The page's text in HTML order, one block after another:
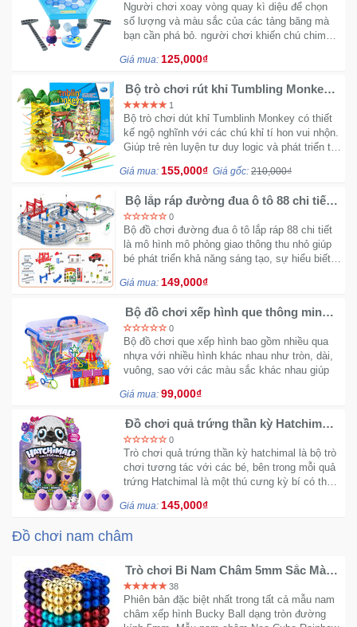
Người chơi xoay vòng quay kì diệu để chọn
số lượng và màu sắc của các tảng băng mà
bạn cần phá bỏ. người chơi khiến chú chim
mình chính là người thua cuộc...
Giá mua: 125,000₫
Bộ trò chơi rút khỉ Tumbling Monkey
chơi nhiều người
1
Bộ trò chơi dút khỉ Tumblinh Monkey có thiết
kế ngộ nghĩnh với các chú khỉ tí hon vui nhộn.
Giúp trẻ rèn luyện tư duy logic và phát triển trí
léo cho trẻ...
Giá mua: 155,000₫ Giá gốc: 210,000₫
Bộ lắp ráp đường đua ô tô 88 chi tiết
cho bé
0
Bộ đồ chơi đường đua ô tô lắp ráp 88 chi tiết
là mô hình mô phỏng giao thông thu nhỏ giúp
bé phát triển khả năng sáng tạo, sự hiểu biết
thông, hiệu lệnh, cây xăng.
Giá mua: 149,000₫
Bộ đồ chơi xếp hình que thông minh
450 chi tiết
0
Bộ đồ chơi que xếp hình bao gồm nhiều qua
nhựa với nhiều hình khác nhau như tròn, dài,
vuông, sao với các màu sắc khác nhau giúp
từ 3 tuổi trở lên...
Sửa mô tả
Giá mua: 99,000₫
Đồ chơi quả trứng thần kỳ Hatchimal
vui vẻ
0
Trò chơi quả trứng thần kỳ hatchimal là bộ trò
chơi tương tác với các bé, bên trong mỗi quả
trứng Hatchimal là một thú cưng kỳ bí có thể
được nở ra...
Giá mua: 145,000₫
Đồ chơi nam châm
Trò chơi Bi Nam Châm 5mm Sắc Màu
216 Viên Bucky Balls Rainbow
38
Phiên bản đặc biệt nhất trong tất cả mẫu nam
châm xếp hình Bucky Ball dạng tròn đường